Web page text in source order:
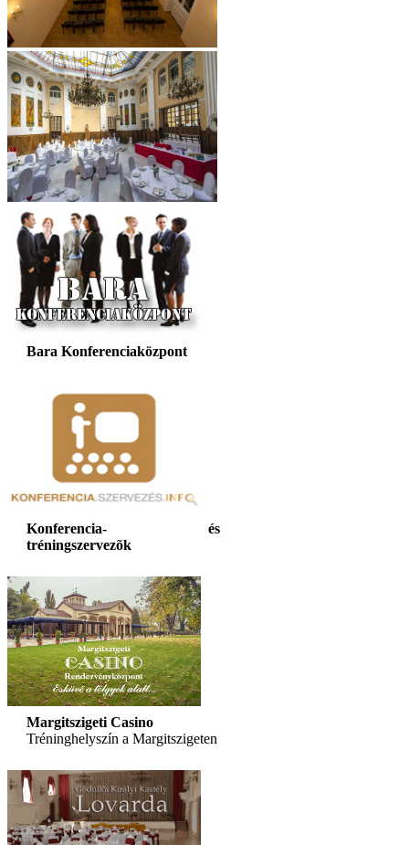
Bara Konferenciaközpont
Konferencia- és
tréningszervezõk
Margitszigeti Casino
Tréninghelyszín a Margitszigeten